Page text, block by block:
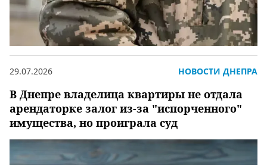
В Днепре владелица квартиры не отдала
арендаторке залог из-за "испорченного"
имущества, но проиграла суд
29.07.2026 НОВОСТИ ДНЕПРА